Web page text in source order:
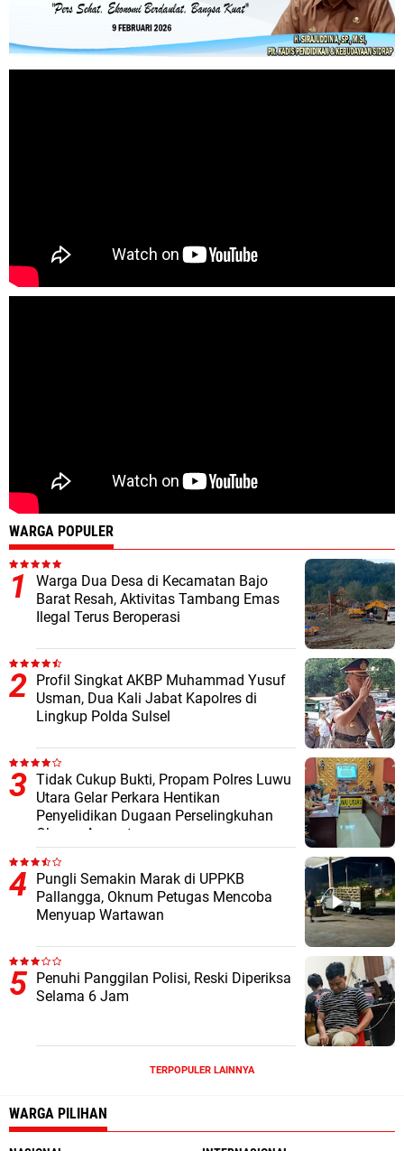
WARGA POPULER
Warga Dua Desa di Kecamatan Bajo
Barat Resah, Aktivitas Tambang Emas
Ilegal Terus Beroperasi
Profil Singkat AKBP Muhammad Yusuf
Usman, Dua Kali Jabat Kapolres di
Lingkup Polda Sulsel
Tidak Cukup Bukti, Propam Polres Luwu
Utara Gelar Perkara Hentikan
Penyelidikan Dugaan Perselingkuhan
Oknum Anggota
Pungli Semakin Marak di UPPKB
Pallangga, Oknum Petugas Mencoba
Menyuap Wartawan
Penuhi Panggilan Polisi, Reski Diperiksa
Selama 6 Jam
TERPOPULER LAINNYA
WARGA PILIHAN